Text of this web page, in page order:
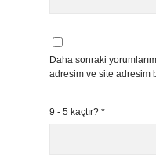
Daha sonraki
adresim ve site adresim
9 - 5 kaçtır? *